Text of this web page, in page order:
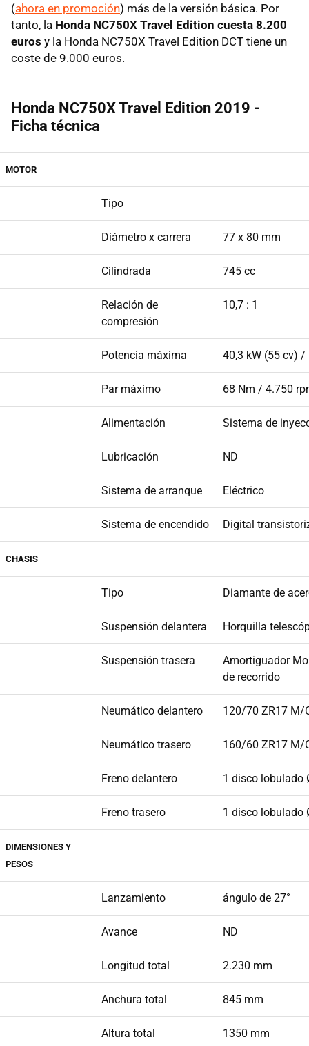
(ahora en promoción) más de la versión básica. Por
tanto, la Honda NC750X Travel Edition cuesta 8.200
euros y la Honda NC750X Travel Edition DCT tiene un
coste de 9.000 euros.
Honda NC750X Travel Edition 2019 -
Ficha técnica
MOTOR
Tipo
Diámetro x carrera 77 x 80 mm
Cilindrada 745 cc
Relación de
compresión
10,7 : 1
Potencia máxima 40,3 kW (55 cv)
Par máximo 68 Nm / 4.750
Alimentación Sistema de
Lubricación ND
Sistema de arranque Eléctrico
Sistema de encendido Digital
CHASIS
Tipo Diamante de
Suspensión delantera Horquilla
Suspensión trasera
Amortiguador
de recorrido
Neumático delantero 120/70 ZR17 M/
Neumático trasero 160/60 ZR17 M/
Freno delantero 1 disco lobulado
Freno trasero 1 disco lobulado
DIMENSIONES Y
PESOS
Lanzamiento ángulo de 27°
Avance ND
Longitud total 2.230 mm
Anchura total 845 mm
Altura total 1350 mm